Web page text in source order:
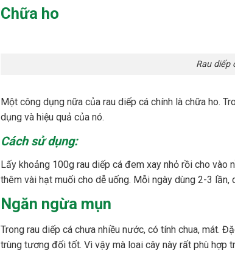
Chữa ho
Rau diếp
Một công dụng nữa của rau diếp cá chính là chữa ho.
dụng và hiệu quả của nó.
Cách sử dụng:
Lấy khoảng 100g rau diếp cá đem xay nhỏ rồi cho
thêm vài hạt muối cho dễ uống. Mỗi ngày dùng 2-3 lần,
Ngăn ngừa mụn
Trong rau diếp cá chưa nhiều nước, có tính chua, mát.
trùng tương đối tốt. Vì vậy mà loai cây này rất phù hợp